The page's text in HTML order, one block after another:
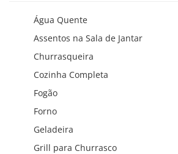
Água Quente
Assentos na Sala de Jantar
Churrasqueira
Cozinha Completa
Fogão
Forno
Geladeira
Grill para Churrasco